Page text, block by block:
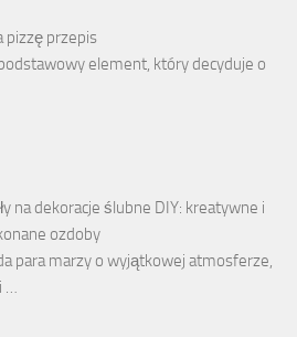
pizzę przepis
element, który decyduje o
na dekoracje ślubne DIY: kreatywne i
ozdoby
para marzy o wyjątkowej atmosferze,
…